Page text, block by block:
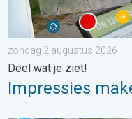
zondag 2 augustus 2026
Deel wat je ziet!
Impressies